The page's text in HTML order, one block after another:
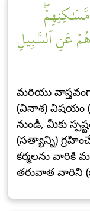
مَّسَٰكِنِهِمۡۖ
عَنِ ٱلسَّبِيلِ
మరియు
(వినాశ) విషయం
నుండి, మీకు
(సత్యాన్ని)
కర్మలను వారికి
తరువాత వారిని